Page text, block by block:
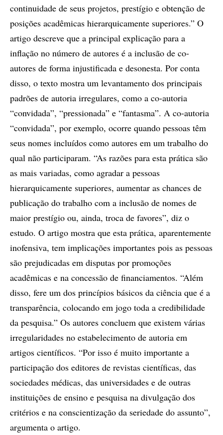
continuidade de seus projetos, prestígio e obtenção de
posições acadêmicas hierarquicamente superiores.” O
artigo descreve que a principal explicação para a
inflação no número de autores é a inclusão de co-
autores de forma injustificada e desonesta. Por conta
disso, o texto mostra um levantamento dos principais
padrões de autoria irregulares, como a co-autoria
“convidada”, “pressionada” e “fantasma”. A co-autoria
“convidada”, por exemplo, ocorre quando pessoas têm
seus nomes incluídos como autores em um trabalho do
qual não participaram. “As razões para esta prática são
as mais variadas, como agradar a pessoas
hierarquicamente superiores, aumentar as chances de
publicação do trabalho com a inclusão de nomes de
maior prestígio ou, ainda, troca de favores”, diz o
estudo. O artigo mostra que esta prática, aparentemente
inofensiva, tem implicações importantes pois as pessoas
são prejudicadas em disputas por promoções
acadêmicas e na concessão de financiamentos. “Além
disso, fere um dos princípios básicos da ciência que é a
transparência, colocando em jogo toda a credibilidade
da pesquisa.” Os autores concluem que existem várias
irregularidades no estabelecimento de autoria em
artigos científicos. “Por isso é muito importante a
participação dos editores de revistas científicas, das
sociedades médicas, das universidades e de outras
instituições de ensino e pesquisa na divulgação dos
critérios e na conscientização da seriedade do assunto”,
argumenta o artigo.